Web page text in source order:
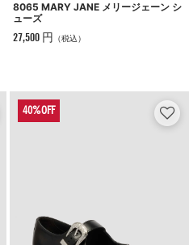
8065 MARY JANE メリージェーン シ
ューズ
27,500 円 （税込）